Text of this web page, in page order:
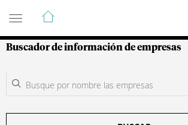
Guía de Empresas
Buscador de información de empresas